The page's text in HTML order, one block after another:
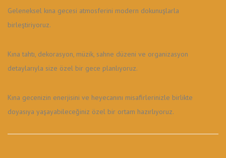
Geleneksel kına gecesi atmosferini modern dokunuşlarla
birleştiriyoruz.
Kına tahtı, dekorasyon, müzik, sahne düzeni ve organizasyon
detaylarıyla size özel bir gece planlıyoruz.
Kına gecenizin enerjisini ve heyecanını misafirlerinizle birlikte
doyasıya yaşayabileceğiniz özel bir ortam hazırlıyoruz.